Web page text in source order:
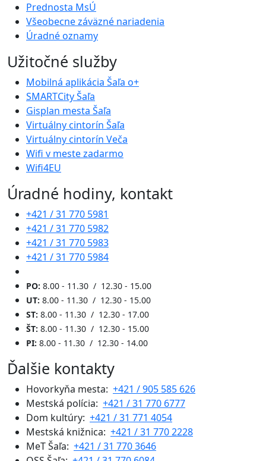
Prednosta MsÚ
Všeobecne záväzné nariadenia
Úradné oznamy
Užitočné služby
Mobilná aplikácia Šaľa o+
SMARTCity Šaľa
Gisplan mesta Šaľa
Virtuálny cintorín Šaľa
Virtuálny cintorín Veča
Wifi v meste zadarmo
Wifi4EU
Úradné hodiny, kontakt
+421 / 31 770 5981
+421 / 31 770 5982
+421 / 31 770 5983
+421 / 31 770 5984
PO: 8.00 - 11.30 / 12.30 - 15.00
UT: 8.00 - 11.30 / 12.30 - 15.00
ST: 8.00 - 11.30 / 12.30 - 17.00
ŠT: 8.00 - 11.30 / 12.30 - 15.00
PI: 8.00 - 11.30 / 12.30 - 14.00
Ďalšie kontakty
Hovorkyňa mesta: +421 / 905 585 626
Mestská polícia: +421 / 31 770 6777
Dom kultúry: +421 / 31 771 4054
Mestská knižnica: +421 / 31 770 2228
MeT Šaľa: +421 / 31 770 3646